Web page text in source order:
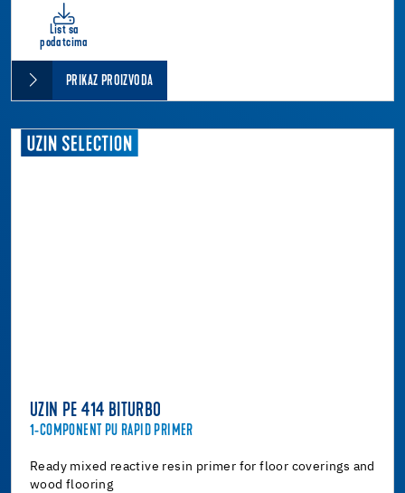
List sa
podatcima
PRIKAZ PROIZVODA
UZIN PE 414 BITURBO
1-COMPONENT PU RAPID PRIMER
Ready mixed reactive resin primer for floor coverings and
wood flooring